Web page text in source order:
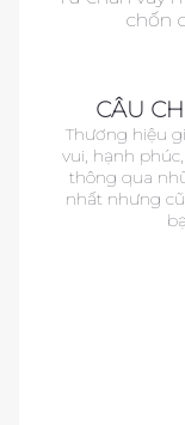
chốn
CÂU
Thương hiệu
vui, hạnh
thông qua
nhất nhưng